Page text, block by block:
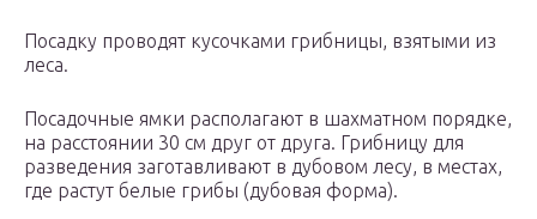
Посадку проводят кусочками грибницы, взятыми из
леса.
Посадочные ямки располагают в шахматном порядке,
на расстоянии 30 см друг от друга. Грибницу для
разведения заготавливают в дубовом лесу, в местах,
где растут белые грибы (дубовая форма).